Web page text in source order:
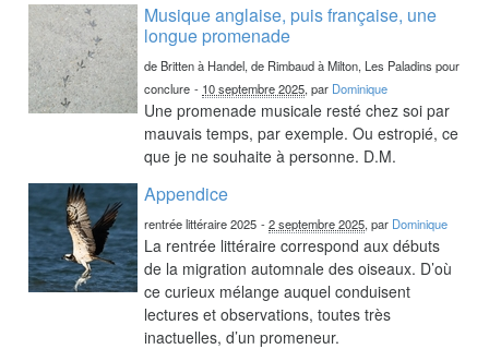
Musique anglaise, puis française, une
longue promenade
de Britten à Handel, de Rimbaud à Milton, Les Paladins pour
conclure - 10 septembre 2025, par Dominique
Une promenade musicale resté chez soi par
mauvais temps, par exemple. Ou estropié, ce
que je ne souhaite à personne. D.M.
Appendice
rentrée littéraire 2025 -2 septembre 2025, par Dominique
La rentrée littéraire correspond aux débuts
de la migration automnale des oiseaux. D’où
ce curieux mélange auquel conduisent
lectures et observations, toutes très
inactuelles, d’un promeneur.